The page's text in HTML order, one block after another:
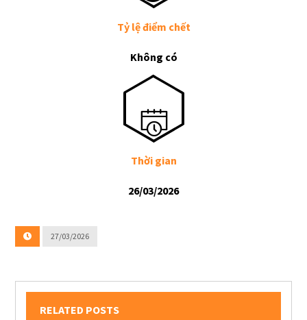
Tỷ lệ điểm chết
Không có
Thời gian
26/03/2026
27/03/2026
RELATED POSTS